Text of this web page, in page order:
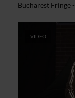
Bucharest Fringe
VIDEO